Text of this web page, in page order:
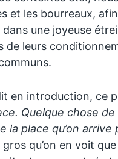
et les bourreaux,
dans une joyeuse
de leurs
en introduction, ce
Quelque chose
la place qu’on arrive
gros qu’on en voit